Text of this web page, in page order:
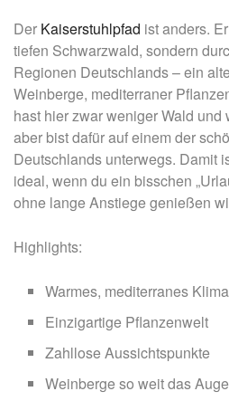
Der Kaiserstuhlpfad ist anders.
tiefen Schwarzwald, sondern
Regionen Deutschlands – ein
Weinberge, mediterraner
hast hier zwar weniger Wald und
aber bist dafür auf einem der
Deutschlands unterwegs. Damit
ideal, wenn du ein bisschen
ohne lange Anstiege genießen
Highlights:
Warmes, mediterranes Klima
Einzigartige Pflanzenwelt
Zahllose Aussichtspunkte
Weinberge so weit das